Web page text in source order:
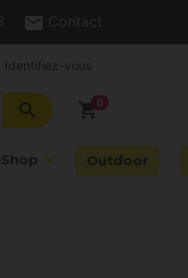
Contact
shopping_cart
search
Outdoor
Identifiez-vous